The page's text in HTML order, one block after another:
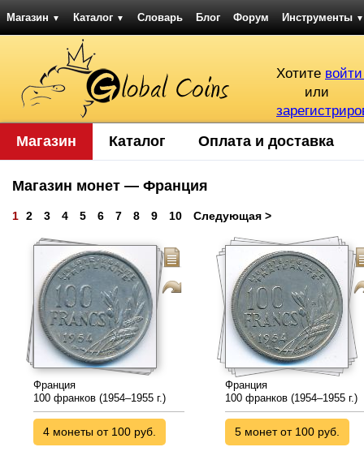
Магазин ▼ Каталог ▼ Словарь Блог Форум Инструменты ▼
Хотите
или
Магазин Каталог Оплата и доставка
Магазин монет — Франция
1 2 3 4 5 6 7 8 9 10 Следующая >
Франция
100 франков (1954–1955 г.)
4 монеты от 100 руб.
Франция
100 франков (1954–1955 г.)
5 монет от 100 руб.